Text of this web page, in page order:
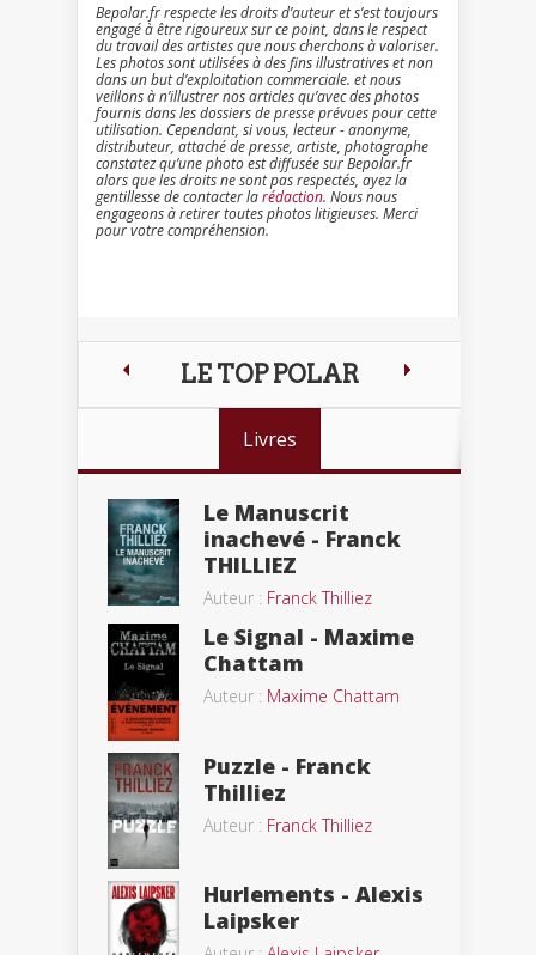
Bepolar.fr respecte les droits d’auteur et s’est toujours
engagé à être rigoureux sur ce point, dans le respect
du travail des artistes que nous cherchons à valoriser.
Les photos sont utilisées à des fins illustratives et non
dans un but d’exploitation commerciale. et nous
veillons à n’illustrer nos articles qu’avec des photos
fournis dans les dossiers de presse prévues pour cette
utilisation. Cependant, si vous, lecteur - anonyme,
distributeur, attaché de presse, artiste, photographe
constatez qu’une photo est diffusée sur Bepolar.fr
alors que les droits ne sont pas respectés, ayez la
gentillesse de contacter larédaction. Nous nous
engageons à retirer toutes photos litigieuses. Merci
pour votre compréhension.
LE TOP POLAR
Livres
Le Manuscrit
inachevé - Franck
THILLIEZ
Auteur : Franck Thilliez
Le Signal - Maxime
Chattam
Auteur : Maxime Chattam
Puzzle - Franck
Thilliez
Auteur : Franck Thilliez
Hurlements - Alexis
Laipsker